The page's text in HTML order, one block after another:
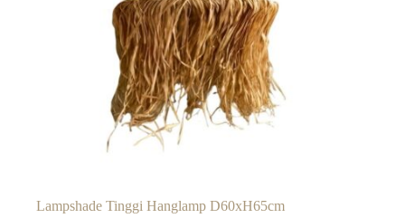
Lampshade Tinggi Hanglamp D60xH65cm